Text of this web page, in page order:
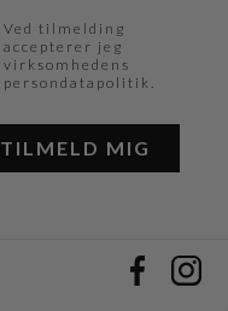
Ved tilmelding
accepterer jeg
virksomhedens
persondatapolitik.
TILMELD MIG